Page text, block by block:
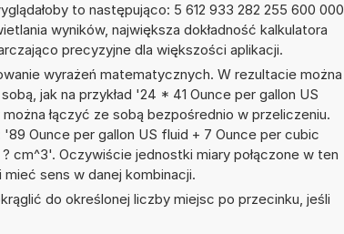
to następująco: 5 612 933 282 255 600 000
wyników, największa dokładność kalkulatora
precyzyjne dla większości aplikacji.
wyrażeń matematycznych. W rezultacie można
jak na przykład '24 * 41 Ounce per gallon US
łączyć ze sobą bezpośrednio w przeliczeniu.
Ounce per gallon US fluid + 7 Ounce per cubic
cm^3'. Oczywiście jednostki miary połączone w ten
sens w danej kombinacji.
do określonej liczby miejsc po przecinku, jeśli